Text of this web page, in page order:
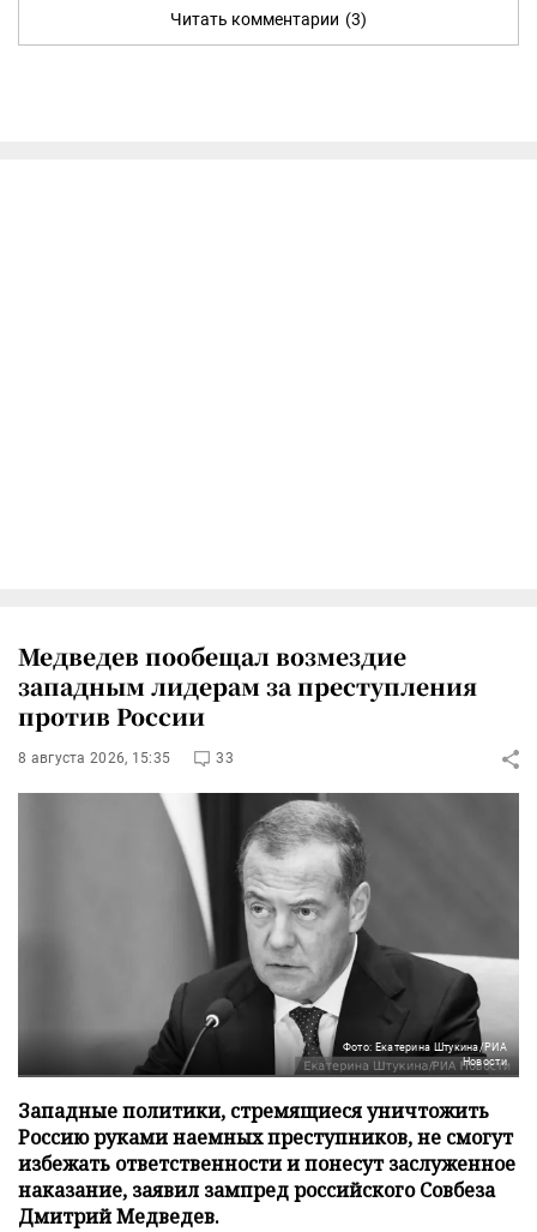
Читать комментарии (3)
Медведев пообещал возмездие
западным лидерам за преступления
против России
8 августа 2026, 15:35 33
Фото: Екатерина Штукина/РИА
Новости
Западные политики, стремящиеся уничтожить
Россию руками наемных преступников, не смогут
избежать ответственности и понесут заслуженное
наказание, заявил зампред российского Совбеза
Дмитрий Медведев.